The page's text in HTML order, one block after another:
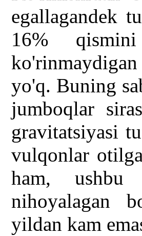
egallagandek
16%
yo'q. Buning
jumboqlar
gravitatsiyasi
vulqonlar
ham, ushbu
nihoyalagan
yildan kam